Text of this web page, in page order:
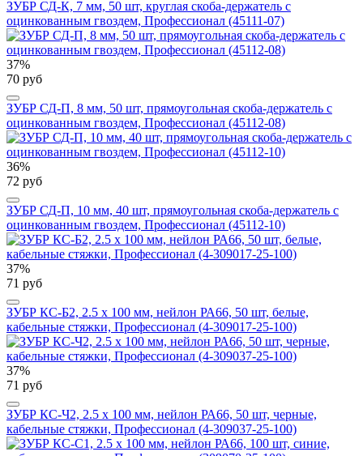
ЗУБР СД-К, 7 мм, 50 шт, круглая скоба-держатель с
оцинкованным гвоздем, Профессионал (45111-07)
37%
70 руб
ЗУБР СД-П, 8 мм, 50 шт, прямоугольная скоба-держатель с
оцинкованным гвоздем, Профессионал (45112-08)
36%
72 руб
ЗУБР СД-П, 10 мм, 40 шт, прямоугольная скоба-держатель с
оцинкованным гвоздем, Профессионал (45112-10)
37%
71 руб
ЗУБР КС-Б2, 2.5 x 100 мм, нейлон РА66, 50 шт, белые,
кабельные стяжки, Профессионал (4-309017-25-100)
37%
71 руб
ЗУБР КС-Ч2, 2.5 x 100 мм, нейлон РА66, 50 шт, черные,
кабельные стяжки, Профессионал (4-309037-25-100)